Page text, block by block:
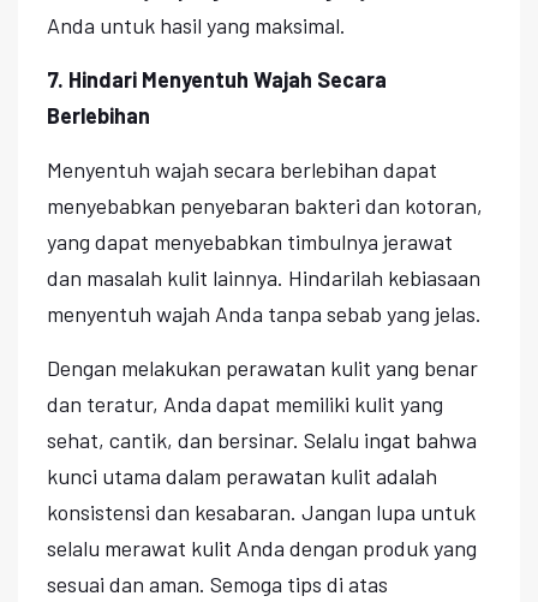
Anda untuk hasil yang maksimal.
7. Hindari Menyentuh Wajah Secara
Berlebihan
Menyentuh wajah secara berlebihan dapat
menyebabkan penyebaran bakteri dan kotoran,
yang dapat menyebabkan timbulnya jerawat
dan masalah kulit lainnya. Hindarilah kebiasaan
menyentuh wajah Anda tanpa sebab yang jelas.
Dengan melakukan perawatan kulit yang benar
dan teratur, Anda dapat memiliki kulit yang
sehat, cantik, dan bersinar. Selalu ingat bahwa
kunci utama dalam perawatan kulit adalah
konsistensi dan kesabaran. Jangan lupa untuk
selalu merawat kulit Anda dengan produk yang
sesuai dan aman. Semoga tips di atas